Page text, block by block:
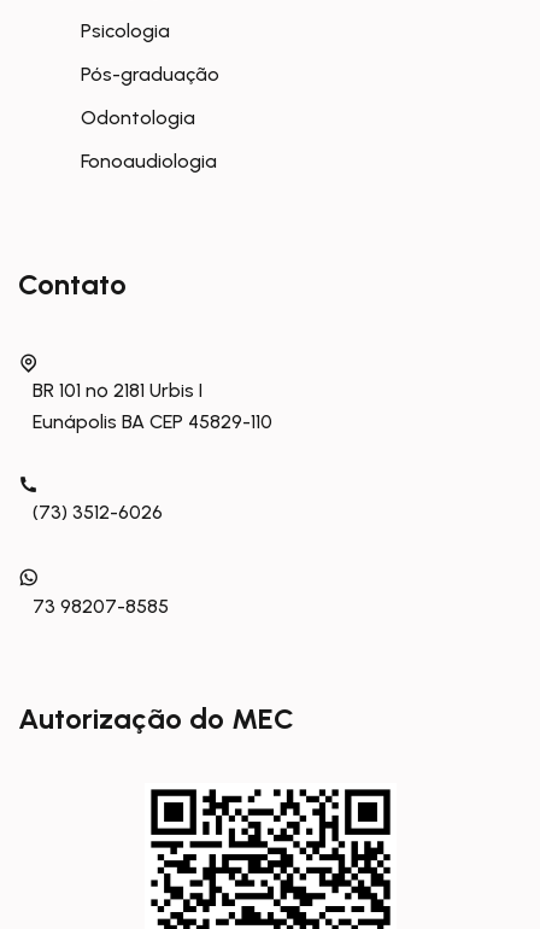
Psicologia
Pós-graduação
Odontologia
Fonoaudiologia
Contato
BR 101 nº 2181 Urbis I
Eunápolis BA CEP 45829-110
(73) 3512-6026
73 98207-8585
Autorização do MEC